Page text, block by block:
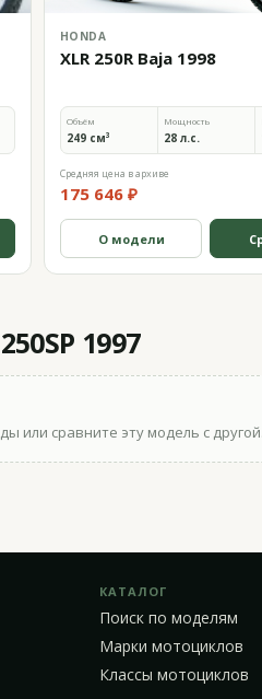
HONDA
XLR 250R Baja 1998
Объём
249 см³
Мощность
28 л.с.
Средняя цена в архиве
175 646 ₽
О модели
1997
или сравните эту модель с другой.
КАТАЛОГ
Поиск по моделям
Марки мотоциклов
Классы мотоциклов